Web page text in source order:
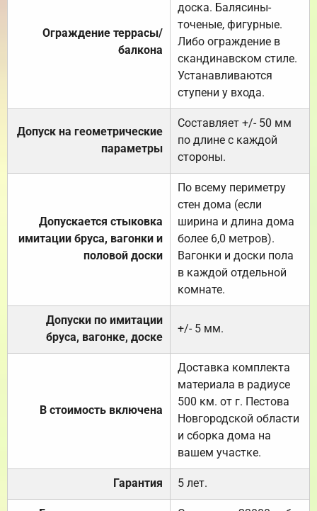
Ограждение террасы/
балкона
доска. Балясины-
точеные, фигурные.
Либо ограждение в
скандинавском стиле.
Устанавливаются
ступени у входа.
Допуск на геометрические
параметры
Составляет +/- 50 мм
по длине с каждой
стороны.
Допускается стыковка
имитации бруса, вагонки и
половой доски
По всему периметру
стен дома (если
ширина и длина дома
более 6,0 метров).
Вагонки и доски пола
в каждой отдельной
комнате.
Допуски по имитации
бруса, вагонке, доске
+/- 5 мм.
В стоимость включена
Доставка комплекта
материала в радиусе
500 км. от г. Пестова
Новгородской области
и сборка дома на
вашем участке.
Гарантия 5 лет.